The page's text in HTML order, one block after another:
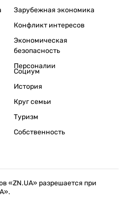
Зарубежная экономика
Конфликт интересов
Экономическая
безопасность
Персоналии
Социум
История
Круг семьи
Туризм
Собственность
«ZN.UA» разрешается при